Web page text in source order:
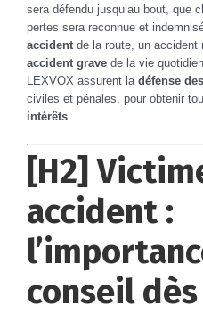
sera défendu jusqu’au bout, que
pertes sera reconnue et
accidentde la route, un accident
accident grave de la vie
LEXVOX assurent la défense
civiles et pénales, pour obtenir
intérêts.
[H2]
accident :
conseil